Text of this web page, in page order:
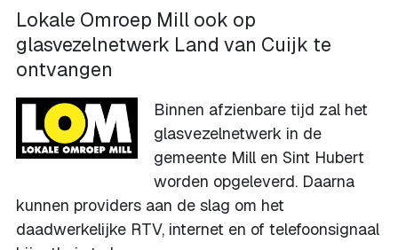
Lokale Omroep Mill ook op
glasvezelnetwerk Land van Cuijk te
ontvangen
Binnen afzienbare tijd zal het
glasvezelnetwerk in de
gemeente Mill en Sint Hubert
worden opgeleverd. Daarna
kunnen providers aan de slag om het
daadwerkelijke RTV, internet en of telefoonsignaal